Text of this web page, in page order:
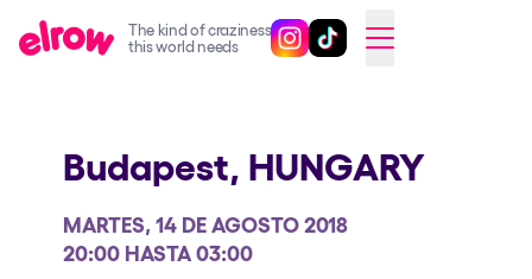
The kind of craziness
this world needs
Sigue @elrowofficial en
Sigue @elrowofficial en
SWITCH TO ENGLISH
elrow Ibiza x [UNVRS] 2026
Snowrow Festival 2026
Budapest, HUNGARY
MARTES, 14 DE AGOSTO 2018
20:00 HASTA 03:00